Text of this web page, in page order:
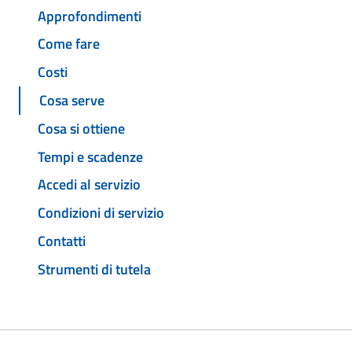
Approfondimenti
Come fare
Costi
Cosa serve
Cosa si ottiene
Tempi e scadenze
Accedi al servizio
Condizioni di servizio
Contatti
Strumenti di tutela